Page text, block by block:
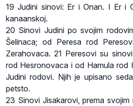
19 Judini sinovi: Er i Onan. I Er i
kanaanskoj.
20 Sinovi Judini po svojim
Šelinaca; od Peresa rod
Zerahovaca. 21 Peresovi su
rod Hesronovaca i od Hamula rod
Judini rodovi. Njih je upisano
petsto.
23 Sinovi Jisakarovi, prema